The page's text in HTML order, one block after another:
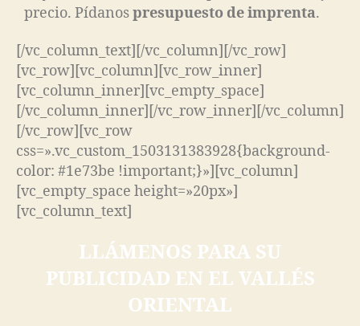
precio. Pídanospresupuesto de imprenta.
[/vc_column_text][/vc_column][/vc_row]
[vc_row][vc_column][vc_row_inner]
[vc_column_inner][vc_empty_space]
[/vc_column_inner][/vc_row_inner][/vc_column]
[/vc_row][vc_row
css=».vc_custom_1503131383928{background-
color: #1e73be !important;}»][vc_column]
[vc_empty_space height=»20px»]
[vc_column_text]
LLÁMENOS PARA SU
PUBLICIDAD EN EL VALLÉS
ORIENTAL